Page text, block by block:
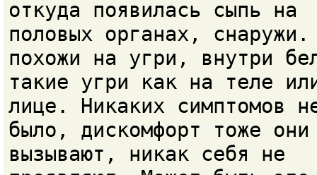
откуда появилась сыпь на
половых органах, снаружи.
похожи на угри, внутри
такие угри как на теле
лице. Никаких симптомов
было, дискомфорт тоже
вызывают, никак себя не